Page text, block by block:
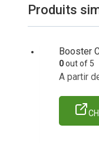
Produits
Booster
0out of 5
A partir